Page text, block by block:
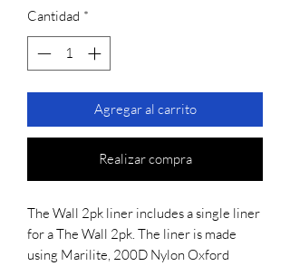
Cantidad *
Agregar al carrito
Realizar compra
The Wall 2pk liner includes a single liner
for a The Wall 2pk. The liner is made
using Marilite, 200D Nylon Oxford